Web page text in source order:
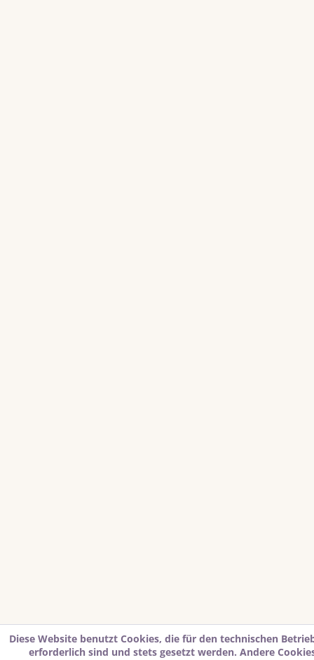
Diese Website benutzt Cookies, die für den technischen
erforderlich sind und stets gesetzt werden. Andere